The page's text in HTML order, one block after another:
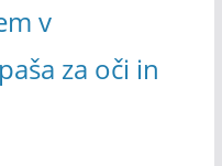
v
za oči in